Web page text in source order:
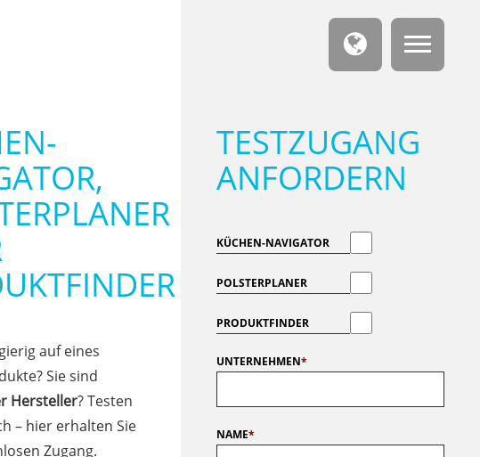
auf eines
Sie sind
Hersteller? Testen
– hier erhalten Sie
Zugang.
TESTZUGANG
ANFORDERN
KÜCHEN-NAVIGATOR
POLSTERPLANER
PRODUKTFINDER
UNTERNEHMEN*
NAME*